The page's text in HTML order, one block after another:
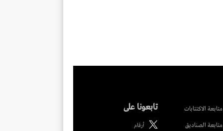
متابعة الاكتتابات
متابعة الصناديق
تابعونا على
أرقام